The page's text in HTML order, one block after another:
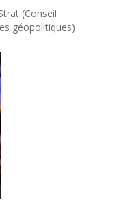
(Conseil
géopolitiques)